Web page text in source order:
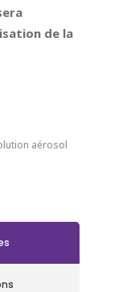
de la
aérosol